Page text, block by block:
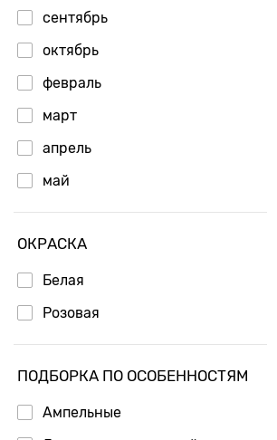
сентябрь
октябрь
февраль
март
апрель
май
ОКРАСКА
Белая
Розовая
ПОДБОРКА ПО ОСОБЕННОСТЯМ
Ампельные